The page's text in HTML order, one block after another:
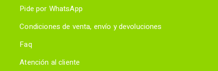
Pide por WhatsApp
Condiciones de venta, envío y devoluciones
Faq
Atención al cliente